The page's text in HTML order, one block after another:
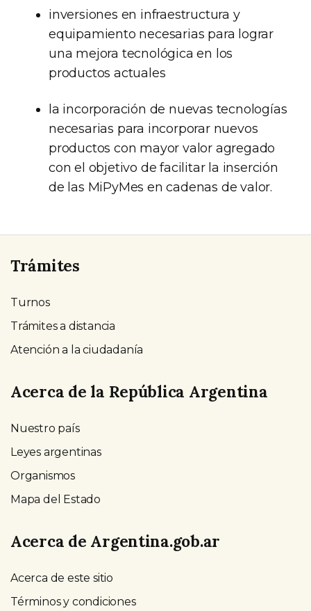
inversiones en infraestructura y
equipamiento necesarias para lograr
una mejora tecnológica en los
productos actuales
la incorporación de nuevas tecnologías
necesarias para incorporar nuevos
productos con mayor valor agregado
con el objetivo de facilitar la inserción
de las MiPyMes en cadenas de valor.
Trámites
Turnos
Trámites a distancia
Atención a la ciudadanía
Acerca de la República Argentina
Nuestro país
Leyes argentinas
Organismos
Mapa del Estado
Acerca de Argentina.gob.ar
Acerca de este sitio
Términos y condiciones